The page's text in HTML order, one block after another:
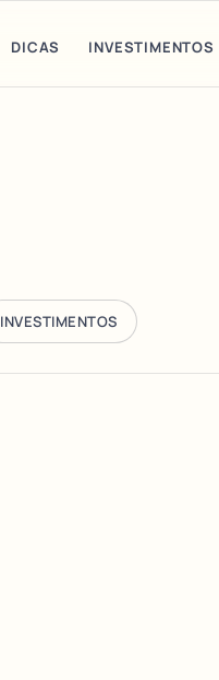
DICAS INVESTIMENTOS
INVESTIMENTOS